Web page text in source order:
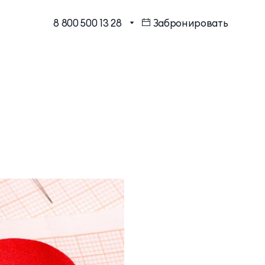
8 800 500 13 28
Забронировать
Коннект Делюкс
Коннект Делюкс Прайм